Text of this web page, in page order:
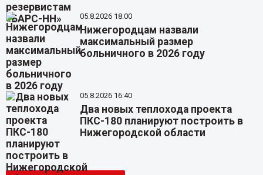
05.8.2026 18:00
Нижегородцам назвали
максимальный размер
больничного в 2026 году
05.8.2026 16:40
Два новых теплохода проекта
ПКС-180 планируют построить в
Нижегородской области